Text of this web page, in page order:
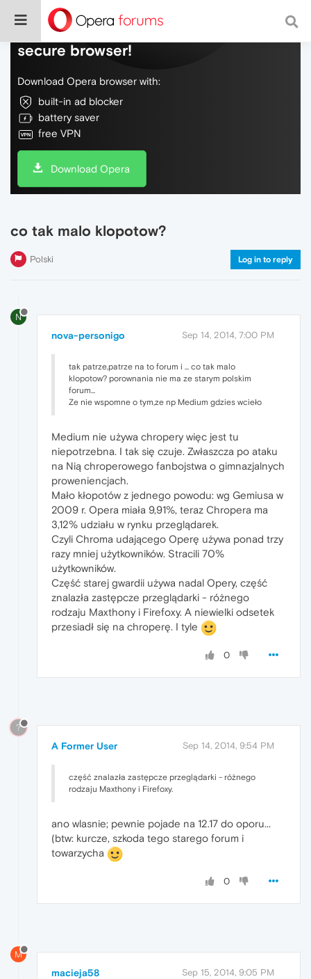
Do more on the web, with a fast and
secure browser!
Download Opera browser with:
built-in ad blocker
battery saver
free VPN
Download Opera
co tak malo klopotow?
Polski Log in to reply
N
nova-personigo Sep 14, 2014, 7:00 PM
tak patrze,patrze na to forum i ... co tak malo
klopotow? porownania nie ma ze starym polskim
forum...
Ze nie wspomne o tym,ze np Medium gdzies wcieło
Medium nie używa chropery więc jest tu
niepotrzebna. I tak się czuje. Zwłaszcza po ataku
na Nią chroperowego fanbojstwa o gimnazjalnych
proweniencjach.
Mało kłopotów z jednego powodu: wg Gemiusa w
2009 r. Opera miała 9,91%, teraz Chropera ma
3,12% udziału w rynku przeglądarek.
Czyli Chroma udającego Operę używa ponad trzy
razy mniej użytkowników. Stracili 70%
użytkowników.
Część starej gwardii używa nadal Opery, część
znalazła zastępcze przeglądarki - różnego
rodzaju Maxthony i Firefoxy. A niewielki odsetek
przesiadł się na chroperę. I tyle
0
?
A Former User Sep 14, 2014, 9:54 PM
część znalazła zastępcze przeglądarki - różnego
rodzaju Maxthony i Firefoxy.
ano wlasnie; pewnie pojade na 12.17 do oporu...
(btw: kurcze, szkoda tego starego forum i
towarzycha
0
M
macieja58 Sep 15, 2014, 9:05 PM